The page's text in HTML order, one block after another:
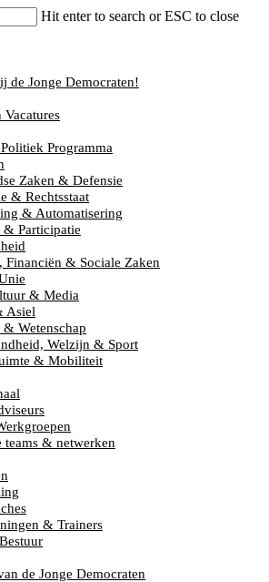
Hit enter to search or ESC to close
de Jonge Democraten!
Vacatures
Programma
Zaken & Defensie
& Rechtsstaat
& Automatisering
Participatie
Financiën & Sociale Zaken
& Media
Asiel
Wetenschap
Welzijn & Sport
& Mobiliteit
teams & netwerken
& Trainers
de Jonge Democraten